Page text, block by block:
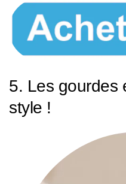
5. Les gourdes
style !